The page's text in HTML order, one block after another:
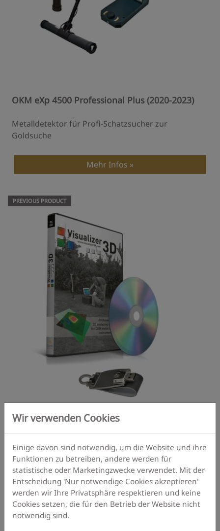
OKM eXp 4500 Professional Plus (2020-2023)
Metalldetektor für Profi-Schatzsucher zur
Goldsuche
Mehr Infos
PREVIOUS PRODUCT
OKM Visualizer 3D Software
Professional 3D imaging software for metal
detectors
Mehr Infos
Wir verwenden Cookies
Einige davon sind notwendig, um die Website und ihre
Funktionen zu betreiben, andere werden für
statistische oder Marketingzwecke verwendet. Mit der
Entscheidung 'Nur notwendige Cookies akzeptieren'
werden wir Ihre Privatsphäre respektieren und keine
Cookies setzen, die für den Betrieb der Website nicht
notwendig sind.